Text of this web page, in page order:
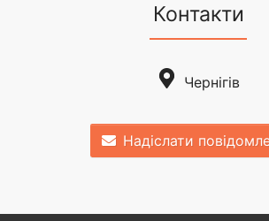
Контакти
Чернігів
Надіслати